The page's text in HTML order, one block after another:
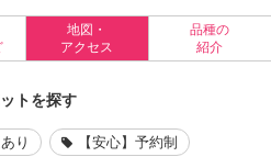
地図・
アクセス
品種の
紹介
トを探す
り 【安心】予約制